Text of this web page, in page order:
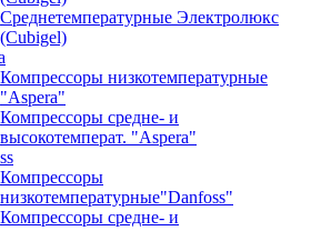
Среднетемпературные Электролюкс
(Cubigel)
Компрессоры низкотемпературные
"Aspera"
Компрессоры средне- и
высокотемперат. "Aspera"
Компрессоры
низкотемпературные"Danfoss"
Компрессоры средне- и